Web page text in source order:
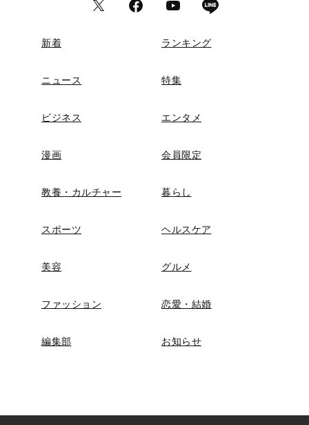
新着 ランキング
ニュース 特集
ビジネス エンタメ
漫画 会員限定
教養・カルチャー 暮らし
スポーツ ヘルスケア
美容 グルメ
ファッション 恋愛・結婚
編集部 お知らせ